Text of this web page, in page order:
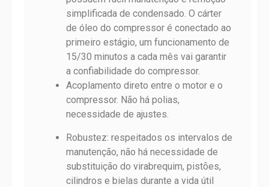
simplificada de condensado. O cárter
de óleo do compressor é conectado ao
primeiro estágio, um funcionamento de
15/30 minutos a cada mês vai garantir
a confiabilidade do compressor.
Acoplamento direto entre o motor e o
compressor. Não há polias,
necessidade de ajustes.
Robustez: respeitados os intervalos de
manutenção, não há necessidade de
substituição do virabrequim, pistões,
cilindros e bielas durante a vida útil